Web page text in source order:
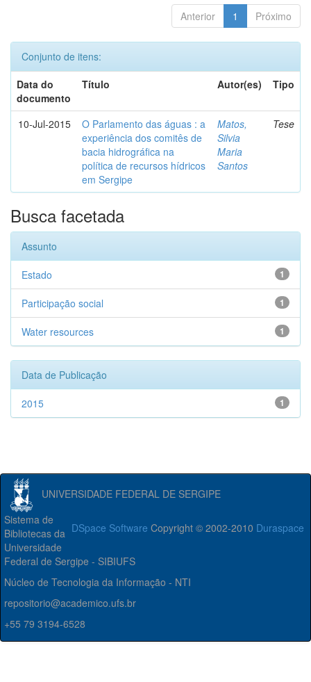
Anterior 1 Próximo
Conjunto de itens:
Data do
documento
Título Autor(es) Tipo
10-Jul-2015
O Parlamento das águas : a
experiência dos comitês de
bacia hidrográfica na
política de recursos hídricos
em Sergipe
Matos,
Silvia
Maria
Santos
Tese
Busca facetada
Assunto
1
Estado
1
Participação social
1
Water resources
Data de Publicação
1
2015
UNIVERSIDADE FEDERAL DE SERGIPE
DSpace Software Copyright © 2002-2010 Duraspace
Sistema de
Bibliotecas da
Universidade
Federal de Sergipe - SIBIUFS
Núcleo de Tecnologia da Informação - NTI
repositorio@academico.ufs.br
+55 79 3194-6528